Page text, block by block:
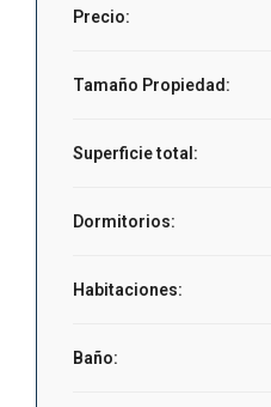
Precio:
Tamaño Propiedad:
Superficie total:
Dormitorios:
Habitaciones:
Baño: